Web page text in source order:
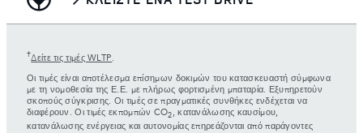
†Δείτε τις τιμές WLTP.
Οι τιμές είναι αποτέλεσμα επίσημων δοκιμών του κατασκευαστή σύμφωνα
με τη νομοθεσία της Ε.Ε. με πλήρως φορτισμένη μπαταρία. Εξυπηρετούν
σκοπούς σύγκρισης. Οι τιμές σε πραγματικές συνθήκες ενδέχεται να
διαφέρουν. Οι τιμές εκπομπών CO2 , κατανάλωσης καυσίμου,
κατανάλωσης ενέργειας και αυτονομίας επηρεάζονται από παράγοντες